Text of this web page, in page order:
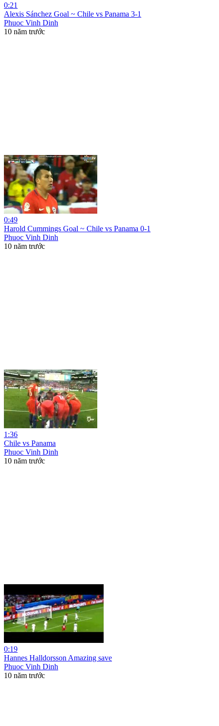
0:21
Alexis Sánchez Goal ~ Chile vs Panama 3-1
Phuoc Vinh Dinh
10 năm trước
0:49
Harold Cummings Goal ~ Chile vs Panama 0-1
Phuoc Vinh Dinh
10 năm trước
1:36
Chile vs Panama
Phuoc Vinh Dinh
10 năm trước
0:19
Hannes Halldorsson Amazing save
Phuoc Vinh Dinh
10 năm trước